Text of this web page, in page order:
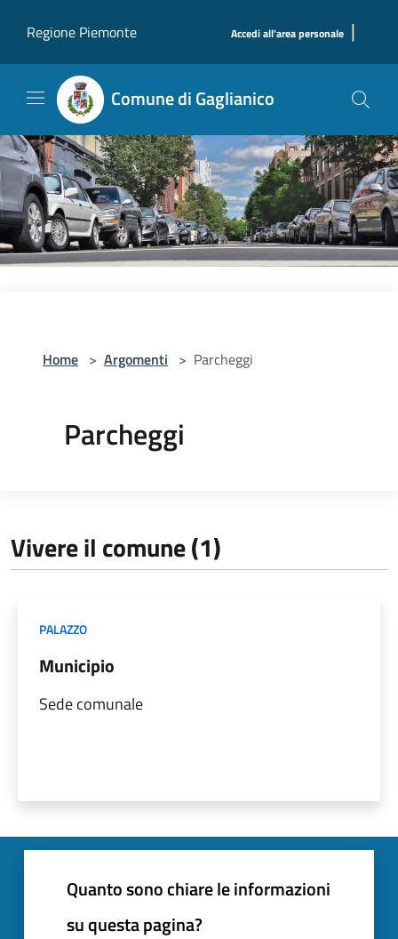
Regione Piemonte
Accedi all'area personale |
Comune di Gaglianico
Home > Argomenti > Parcheggi
Parcheggi
Vivere il comune (1)
PALAZZO
Municipio
Sede comunale
Quanto sono chiare le informazioni
su questa pagina?